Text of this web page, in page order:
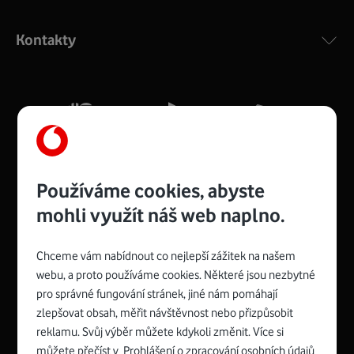
silný signál pro celou domácnost. Kompaktní rozměry 21
Více o COMPAL CH7465VF
Zyxel VMG8623-T50B:
Rozměry modemu jsou 16 x 22 x 7,5 cm (včetně stojánku)
a nabízí 4 gigabitové LAN porty a bezdrátové připojení Wi-
Spojte se s Vodafonem
Kontakty
Používáme cookies, abyste
mohli využít náš web naplno.
Chceme vám nabídnout co nejlepší zážitek na našem
webu, a proto používáme cookies. Některé jsou nezbytné
pro správné fungování stránek, jiné nám pomáhají
zlepšovat obsah, měřit návštěvnost nebo přizpůsobit
reklamu. Svůj výběr můžete kdykoli změnit. Více si
můžete přečíst v Prohlášení o zpracování osobních údajů